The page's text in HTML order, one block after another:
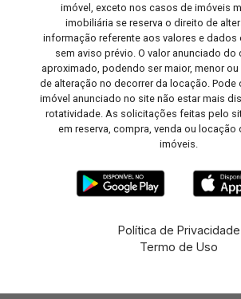
imóvel, exceto nos casos de imóveis
imobiliária se reserva o direito de
informação referente aos valores e dados
sem aviso prévio. O valor anunciado
aproximado, podendo ser maior, menor
de alteração no decorrer da locação. Pode
imóvel anunciado no site não estar mais
rotatividade. As solicitações feitas pelo
em reserva, compra, venda ou locação
imóveis.
Política de Privacidade
Termo de Uso